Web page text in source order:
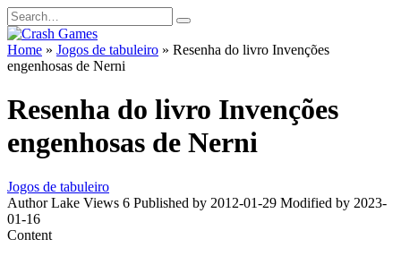
Skip
to
content
Search
for:
Home » Jogos de tabuleiro » Resenha do livro Invenções
engenhosas de Nerni
Resenha do livro Invenções
engenhosas de Nerni
Jogos de tabuleiro
Author Lake Views 6 Published by 2012-01-29 Modified by 2023-
01-16
Content